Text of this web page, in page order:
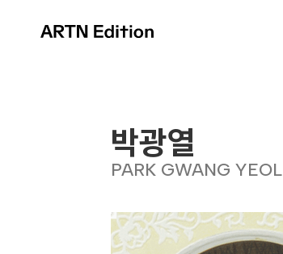
박광열
PARK GWANG YEOL